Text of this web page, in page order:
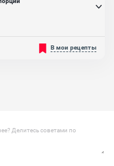
перекуса. Он
сытным и
В мои рецепты